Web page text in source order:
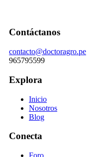
Contáctanos
contacto@doctoragro.pe
965795599
Explora
Inicio
Nosotros
Blog
Conecta
Foro